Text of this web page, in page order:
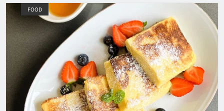
FOOD